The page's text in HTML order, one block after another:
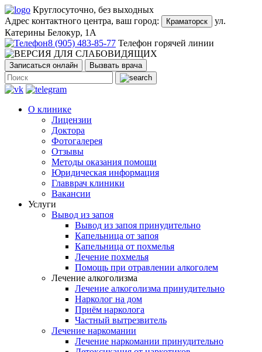
Круглосуточно, без выходных
Адрес контактного центра, ваш город:
Краматорск
ул.
Катерины Белокур, 1А
8 (905) 483-85-77 Телефон горячей линии
Записаться онлайн Вызвать врача
О клинике
Лицензии
Доктора
Фотогалерея
Отзывы
Методы оказания помощи
Юридическая информация
Главврач клиники
Вакансии
Услуги
Вывод из запоя
Вывод из запоя принудительно
Капельница от запоя
Капельница от похмелья
Лечение похмелья
Помощь при отравлении алкоголем
Лечение алкоголизма
Лечение алкоголизма принудительно
Нарколог на дом
Приём нарколога
Частный вытрезвитель
Лечение наркомании
Лечение наркомании принудительно